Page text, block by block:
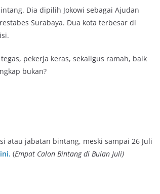
Dia dipilih Jokowi sebagai Ajudan
Surabaya. Dua kota terbesar di
pekerja keras, sekaligus ramah, baik
bukan?
atau jabatan bintang, meski sampai 26 Juli
(Empat Calon Bintang di Bulan Juli)